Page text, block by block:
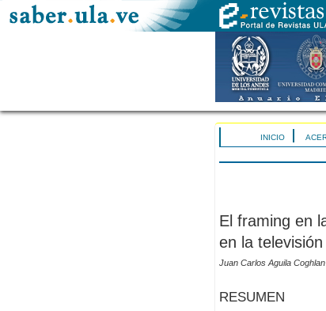
INICIO
El framing en
en la
Juan Carlos Aguila Coghlan
RESUMEN